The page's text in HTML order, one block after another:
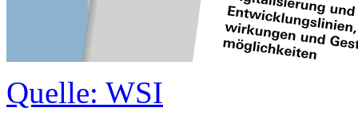
Quelle: WSI